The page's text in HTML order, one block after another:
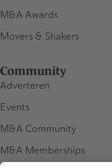
M&A Awards
Movers & Shakers
Community
Adverteren
Events
M&A Community
M&A Memberships